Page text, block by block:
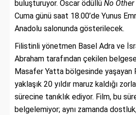
buluşturuyor. Oscar ödüllü No Other
Cuma günü saat 18.00’de Yunus
Anadolu salonunda gösterilecek.
Filistinli yönetmen Basel Adra ve
Abraham tarafından çekilen
Masafer Yatta bölgesinde yaşayan
yaklaşık 20 yıldır maruz kaldığı
sürecine tanıklık ediyor. Film, bu
belgelemiyor; aynı zamanda